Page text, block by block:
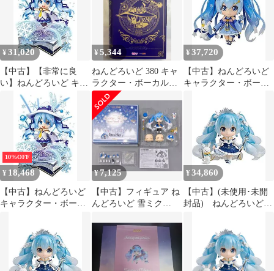
ABS&PVC製 塗装済み
可動フィギュア d2ldlup
¥31,020
【中古】【非常に良
い】ねんどろいど キャ
ラクター・ボーカル・
シリーズ01 初音ミク 雪
ミク Magical Snow Ver.
ノンスケール
ABS&PVC製 塗装済み
可動フィギュア d2ldlup
¥5,344
ねんどろいど 380 キャ
ラクター・ボーカルシ
リーズ01 雪ミク
Magical Snow ver．
WF’14冬限定 2014
¥37,720
【中古】ねんどろいど
キャラクター・ボーカ
ク 雪ミク Twinkle Snow
Ver. ノンスケール
ABS&PVC製 塗装済み
可動フィギュア dwos6rj
10%OFF
¥ 18,468
【中古】ねんどろいど
キャラクター・ボーカ
ク 雪ミク Magical Snow
Ver. ノンスケール
ABS&PVC製 塗装済み
可動フィギュア
¥7,125
【中古】フィギュア ね
んどろいど 雪ミク
ラクター・ボーカル・
シリーズ 01 初音ミク」
SNOW MIKU 2020(さっ
ぽろ雪まつり)＆ワンダ
¥34,860
【中古】(未使用･未開
封品) ねんどろいど
ル・シリーズ01 初音ミ
ク 雪ミク Snow Princess
Ver. ノンスケール
ABS&PVC製 塗装済み